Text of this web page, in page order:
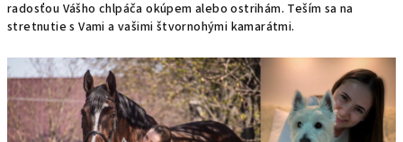
radosťou Vášho chlpáča okúpem alebo ostrihám. Teším sa na
stretnutie s Vami a vašimi štvornohými kamarátmi.